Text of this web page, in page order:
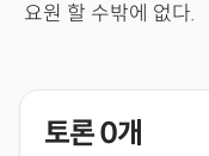
요원 할 수밖에 없다.
토론0개